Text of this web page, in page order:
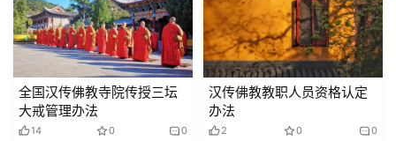
全国汉传佛教寺院传授三坛
大戒管理办法
14 0 0
汉传佛教教职人员资格认定
办法
2 0 0